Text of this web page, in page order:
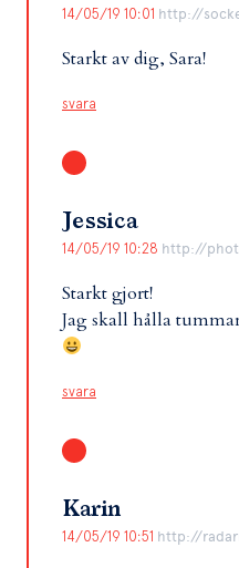
14/05/19 10:01 http://
Starkt av dig, Sara!
svara
Jessica
14/05/19 10:28 http://
Starkt gjort!
Jag skall hålla
svara
Karin
14/05/19 10:51 http://